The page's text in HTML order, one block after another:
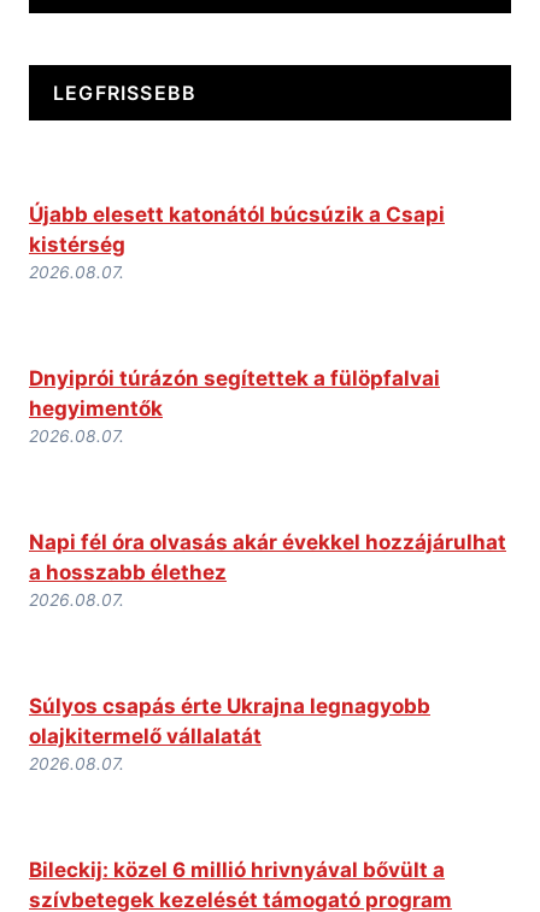
LEGFRISSEBB
Újabb elesett katonától búcsúzik a Csapi
kistérség
2026.08.07.
Dnyiprói túrázón segítettek a fülöpfalvai
hegyimentők
2026.08.07.
Napi fél óra olvasás akár évekkel hozzájárulhat
a hosszabb élethez
2026.08.07.
Súlyos csapás érte Ukrajna legnagyobb
olajkitermelő vállalatát
2026.08.07.
Bileckij: közel 6 millió hrivnyával bővült a
szívbetegek kezelését támogató program